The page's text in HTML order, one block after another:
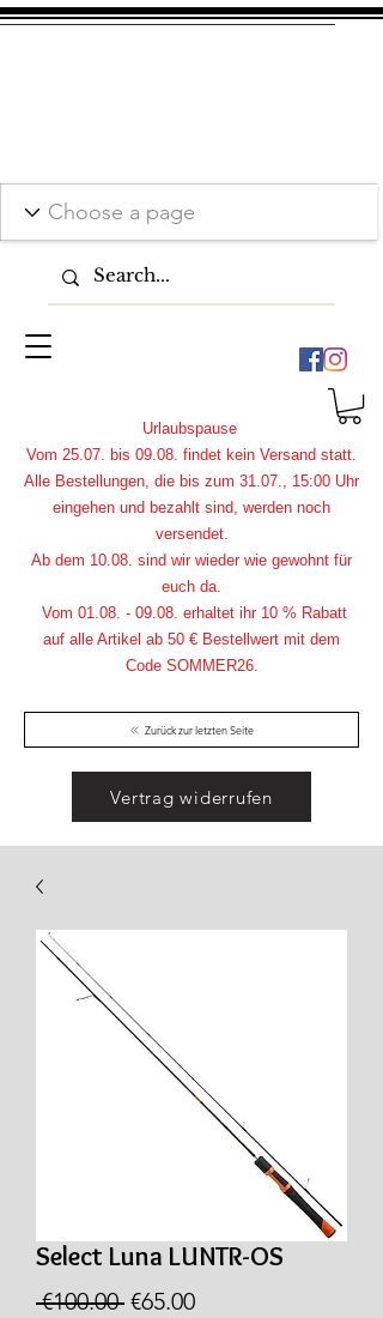
Zurück zur letzten Seite
Urlaubspause
Vom 25.07. bis 09.08. findet kein Versand statt.
Alle Bestellungen, die bis zum 31.07., 15:00 Uhr
eingehen und bezahlt sind, werden noch
versendet.
Ab dem 10.08. sind wir wieder wie gewohnt für
euch da.
Vom 01.08. - 09.08. erhaltet ihr 10 % Rabatt
auf alle Artikel ab 50 € Bestellwert mit dem
Code SOMMER26.
Vertrag widerrufen
Select Luna LUNTR-OS
€100.00 Regular
€65.00Sale